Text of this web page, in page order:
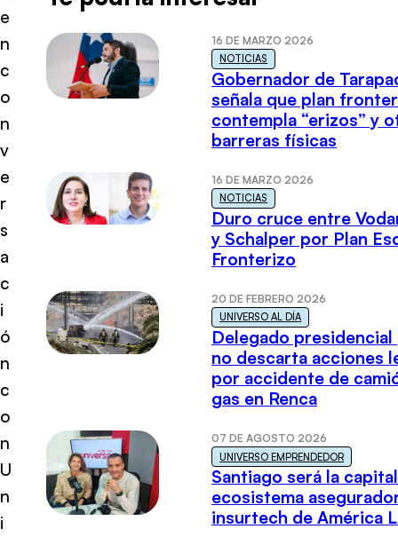
e
n
c
o
n
v
e
r
s
a
c
i
ó
n
c
o
n
U
n
i
16 DE MARZO 2026
NOTICIAS
Gobernador de
señala que plan
contempla “erizos” y
barreras físicas
16 DE MARZO 2026
NOTICIAS
Duro cruce entre
y Schalper por Plan
Fronterizo
20 DE FEBRERO 2026
UNIVERSO AL DÍA
Delegado presidencial
no descarta acciones
por accidente de
gas en Renca
07 DE AGOSTO 2026
UNIVERSO EMPRENDEDOR
Santiago será la
ecosistema
insurtech de América